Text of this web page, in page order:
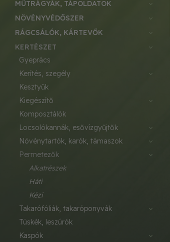
MŰTRÁGYÁK, TÁPOLDATOK
NÖVÉNYVÉDŐSZER
RÁGCSÁLÓK, KÁRTEVŐK
KERTÉSZET
gyeprács
kerítés, szegély
kesztyűk
kiegészítő
komposztálók
locsolókannák, esővízgyűjtők
növénytartók, karók, támaszok
permetezők
alkatrészek
háti
kézi
takarófóliák, takaróponyvák
tüskék, leszúrók
kaspók